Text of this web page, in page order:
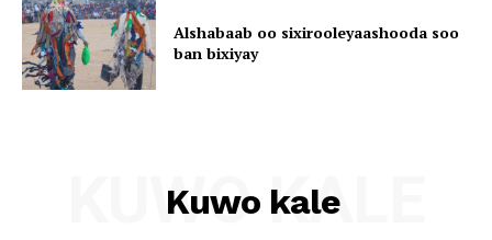
Alshabaab oo sixirooleyaashooda soo
ban bixiyay
Kuwo kale
KUWO KALE